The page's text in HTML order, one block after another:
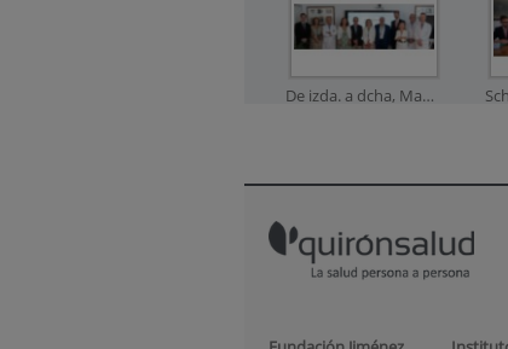
De izda. a dcha, Manzanares, la Dra. Leal, el Dr. García Olmo, Schettini, Zamora, Posada, el Dr. Cenjor, el Dr. Rodríguez, la Dra. Ayuso, el Dr. Ybáñez y el Dr. García-Foncillas